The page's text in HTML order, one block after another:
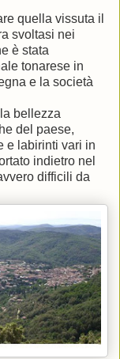
quella vissuta il
svoltasi nei
è stata
tonarese in
e la società
bellezza
del paese,
e labirinti vari in
indietro nel
difficili da